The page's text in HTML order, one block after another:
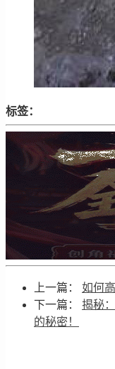
标签：
上一篇： 如何
下一篇： 揭秘
的秘密！